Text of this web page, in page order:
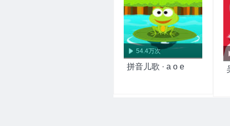
54.4万次
拼音儿歌 · a o e